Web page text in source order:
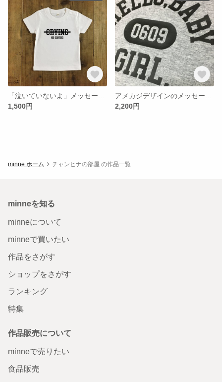
1,500円
2,200円
minne ホーム チャンヒナの部屋 の作品一覧
minneを知る
minneについて
minneで買いたい
作品をさがす
ショップをさがす
ランキング
特集
作品販売について
minneで売りたい
食品販売